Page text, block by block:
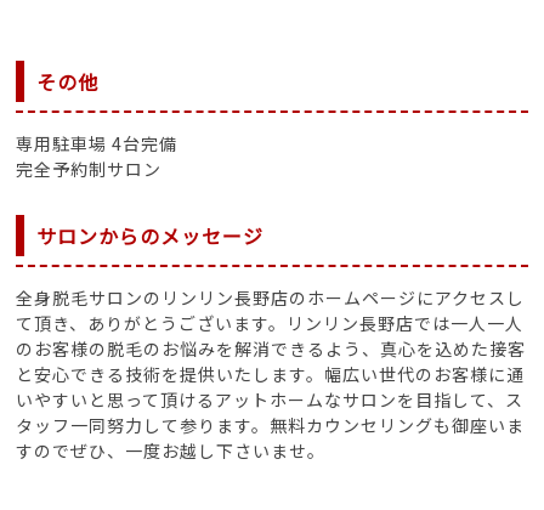
その他
専用駐車場 4台完備
完全予約制サロン
サロンからのメッセージ
全身脱毛サロンのリンリン長野店のホームページにアクセスし
て頂き、ありがとうございます。リンリン長野店では一人一人
のお客様の脱毛のお悩みを解消できるよう、真心を込めた接客
と安心できる技術を提供いたします。幅広い世代のお客様に通
いやすいと思って頂けるアットホームなサロンを目指して、ス
タッフ一同努力して参ります。無料カウンセリングも御座いま
すのでぜひ、一度お越し下さいませ。